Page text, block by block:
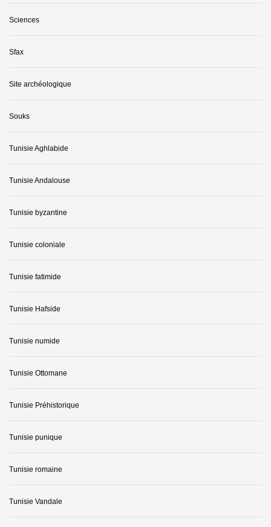
Sciences
Sfax
Site archéologique
Souks
Tunisie Aghlabide
Tunisie Andalouse
Tunisie byzantine
Tunisie coloniale
Tunisie fatimide
Tunisie Hafside
Tunisie numide
Tunisie Ottomane
Tunisie Préhistorique
Tunisie punique
Tunisie romaine
Tunisie Vandale